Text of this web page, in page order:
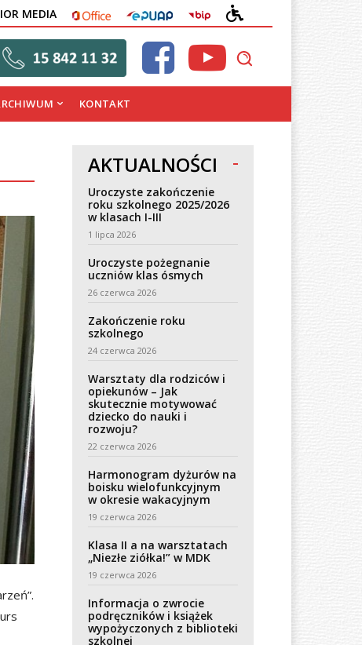
MEDIA OFFICE EPUAP BIP
DOSTĘPNOŚCI
KONTAKT
AKTUALNOŚCI
Uroczyste zakończenie
roku szkolnego 2025/2026
w klasach I-III
1 lipca 2026
Uroczyste pożegnanie
uczniów klas ósmych
26 czerwca 2026
Zakończenie roku
szkolnego
24 czerwca 2026
Warsztaty dla rodziców i
opiekunów – Jak
skutecznie motywować
dziecko do nauki i
rozwoju?
22 czerwca 2026
Harmonogram dyżurów na
boisku wielofunkcyjnym
w okresie wakacyjnym
19 czerwca 2026
Klasa II a na warsztatach
„Niezłe ziółka!” w MDK
19 czerwca 2026
Informacja o zwrocie
podręczników i książek
wypożyczonych z biblioteki
szkolnej